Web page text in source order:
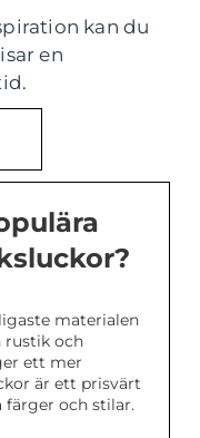
kan du
en
materialen
rustik och
ett mer
är ett prisvärt
färger och stilar.